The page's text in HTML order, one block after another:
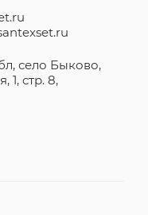
село Быково,
1, стр. 8,